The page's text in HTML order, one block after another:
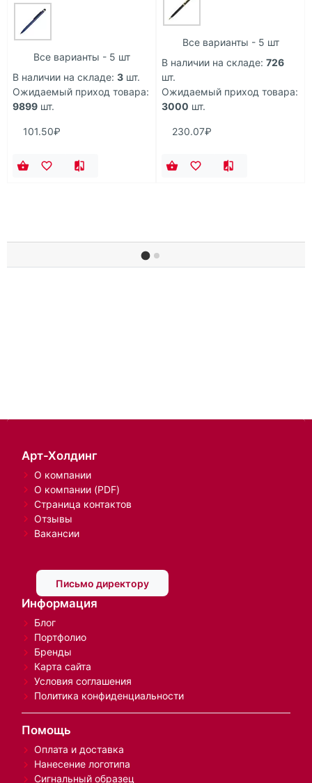
Все варианты - 5 шт
В наличии на складе: 3 шт.
Ожидаемый приход товара:
9899 шт.
101.50₽
Все варианты - 5 шт
В наличии на складе: 726
шт.
Ожидаемый приход товара:
3000 шт.
230.07₽
Арт-Холдинг
О компании
О компании (PDF)
Страница контактов
Отзывы
Вакансии
Письмо директору
Информация
Блог
Портфолио
Бренды
Карта сайта
Условия соглашения
Политика конфиденциальности
Помощь
Оплата и доставка
Нанесение логотипа
Сигнальный образец